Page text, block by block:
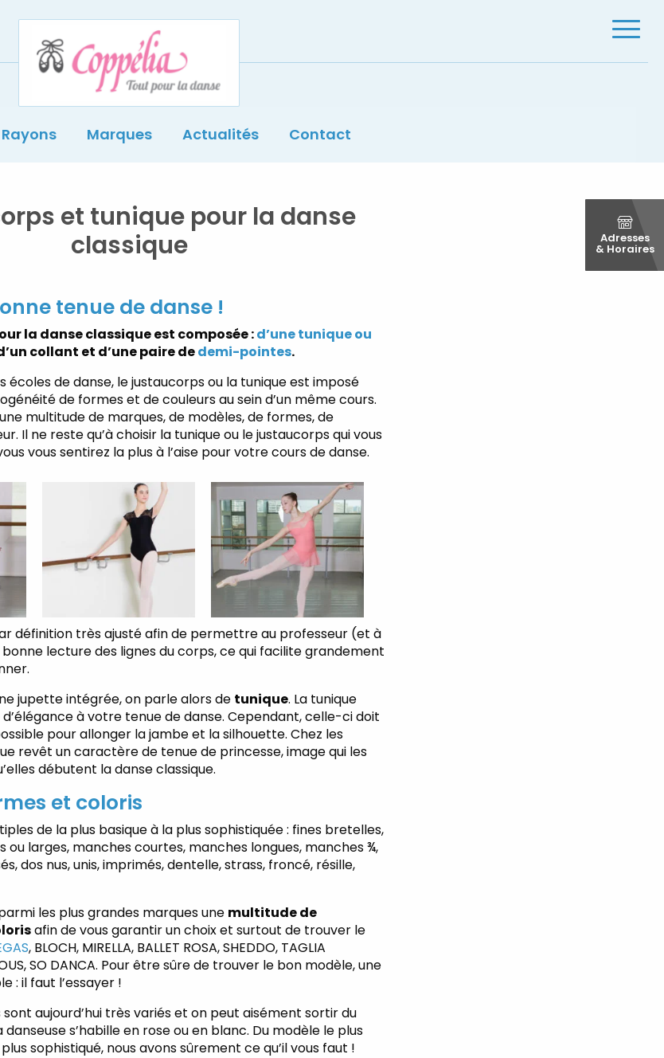
Menu
Rayons Marques Actualités Contact
Adresses
& Horaires
et tunique pour la danse
classique
tenue de danse !
la danse classique est composée :d’une tunique ou
collant et d’une paire dedemi-pointes.
écoles de danse, le justaucorps ou la tunique est imposé
de formes et de couleurs au sein d’un même cours.
multitude de marques, de modèles, de formes, de
Il ne reste qu’à choisir la tunique ou le justaucorps qui vous
vous sentirez la plus à l’aise pour votre cours de danse.
définition très ajusté afin de permettre au professeur (et à
bonne lecture des lignes du corps, ce qui facilite grandement
jupette intégrée, on parle alors de tunique. La tunique
à votre tenue de danse. Cependant, celle-ci doit
pour allonger la jambe et la silhouette. Chez les
revêt un caractère de tenue de princesse, image qui les
débutent la danse classique.
et coloris
de la plus basique à la plus sophistiquée : fines bretelles,
ou larges, manches courtes, manches longues, manches ¾,
dos nus, unis, imprimés, dentelle, strass, froncé, résille,
les plus grandes marques une multitude de
afin de vous garantir un choix et surtout de trouver le
, BLOCH, MIRELLA, BALLET ROSA, SHEDDO, TAGLIA
SO DANCA. Pour être sûre de trouver le bon modèle, une
: il faut l’essayer !
aujourd’hui très variés et on peut aisément sortir du
s’habille en rose ou en blanc. Du modèle le plus
sophistiqué, nous avons sûrement ce qu’il vous faut !